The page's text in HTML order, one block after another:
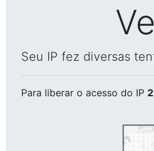
Seu IP fez diversas
Para liberar o acesso do IP